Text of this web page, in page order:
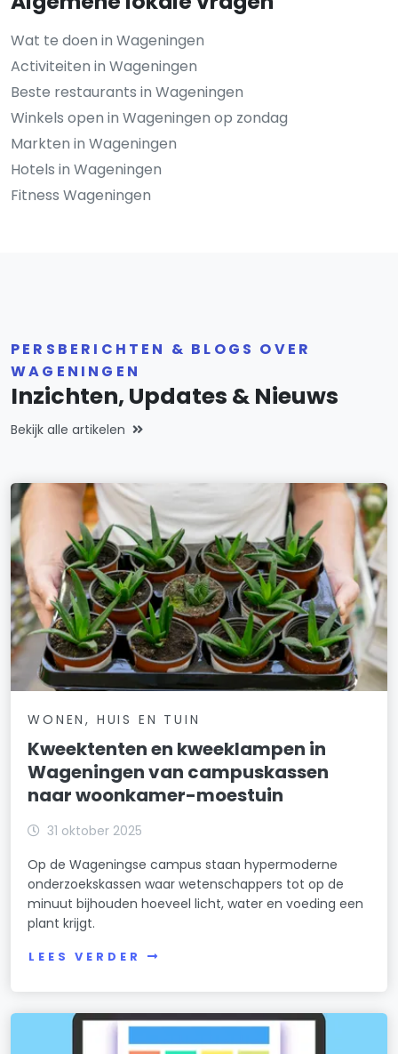
Wat te doen in Wageningen
Activiteiten in Wageningen
Beste restaurants in Wageningen
Winkels open in Wageningen op zondag
Markten in Wageningen
Hotels in Wageningen
Fitness Wageningen
PERSBERICHTEN & BLOGS OVER
WAGENINGEN
Inzichten, Updates & Nieuws
Bekijk alle artikelen
WONEN, HUIS EN TUIN
Kweektenten en kweeklampen in
Wageningen van campuskassen
naar woonkamer-moestuin
31 oktober 2025
Op de Wageningse campus staan hypermoderne
onderzoekskassen waar wetenschappers tot op de
minuut bijhouden hoeveel licht, water en voeding een
plant krijgt.
LEES VERDER